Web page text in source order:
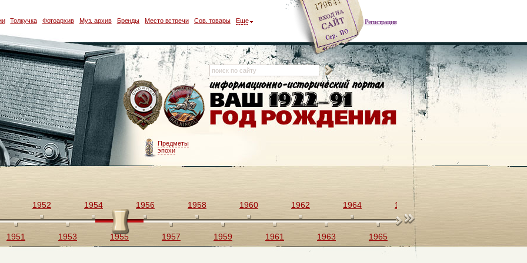
Регистрация
Толкучка Фотоархив Муз. архив Бренды Место встречи Сов. товары Еще
Предметы
эпохи
1951
1952
1953
1954
1955
1956
1957
1958
1959
1960
1961
1962
1963
1964
1965
1966